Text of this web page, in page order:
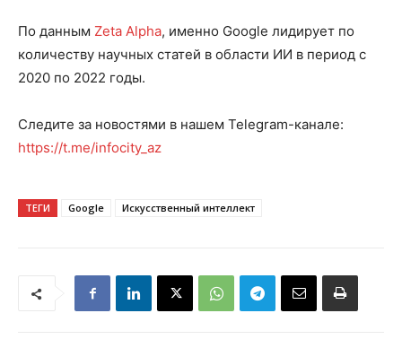
По данным Zeta Alpha, именно Google лидирует по
количеству научных статей в области ИИ в период с
2020 по 2022 годы.
Следите за новостями в нашем Telegram-канале:
https://t.me/infocity_az
ТЕГИ Google Искусственный интеллект